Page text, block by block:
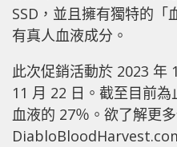
SSD，並且擁有獨特的「
有真人血液成分。
此次促銷活動於 2023 年
11 月 22 日。截至目前
血液的 27％。欲了解更